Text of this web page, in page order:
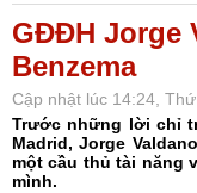
GĐĐH Jorge
Benzema
Cập nhật lúc 14:24,
Trước những lời chỉ
Madrid, Jorge
một cầu thủ tài năng
mình.